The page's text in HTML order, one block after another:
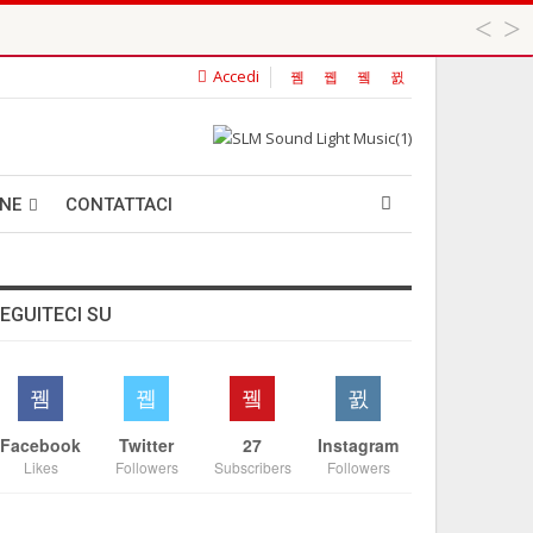
Accedi
CONTATTACI
SU
Facebook
Likes
Twitter
Followers
27
Subscribers
Instagram
Followers